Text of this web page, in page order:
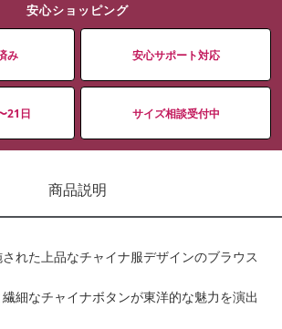
安心ショッピング
み 安心サポート対応
21日 サイズ相談受付中
商品説明
れた上品なチャイナ服デザインのブラウス
細なチャイナボタンが東洋的な魅力を演出